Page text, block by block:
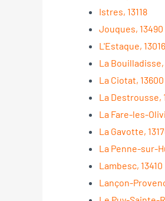
Istres, 13118
Jouques, 13490
L'Estaque, 13016
La Bouilladisse,
La Ciotat, 13600
La Destrousse,
La Fare-les-
La Gavotte,
La Penne-sur-
Lambesc, 13410
Lançon-